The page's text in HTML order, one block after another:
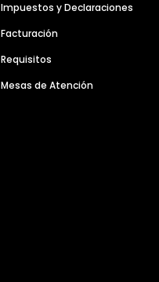
Impuestos y Declaraciones
Facturación
Requisitos
Mesas de Atención